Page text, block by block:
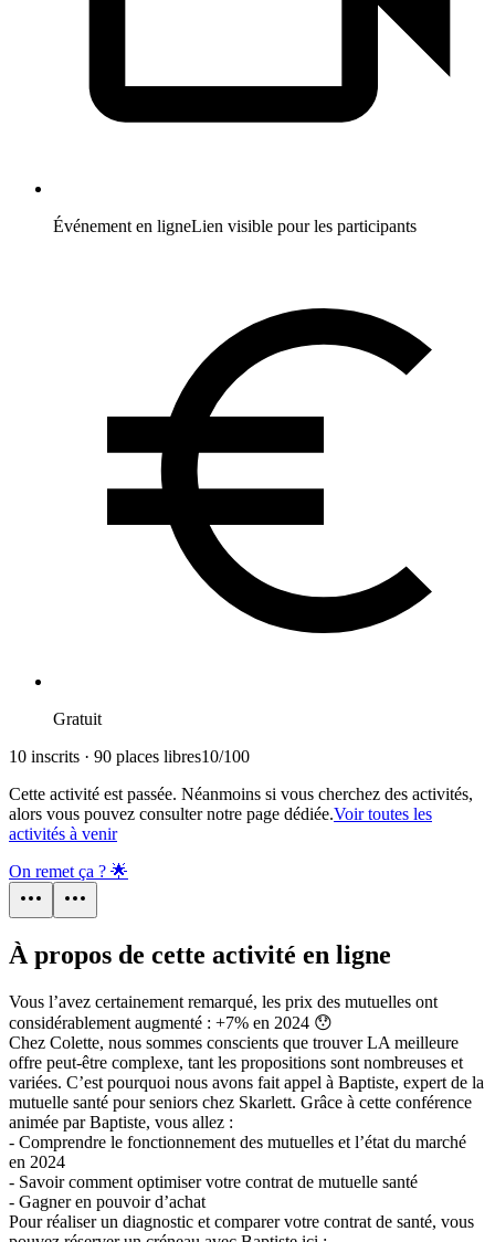
Événement en ligneLien visible pour les participants
Gratuit
10 inscrits · 90 places libres10/100
Cette activité est passée. Néanmoins si vous cherchez des activités,
alors vous pouvez consulter notre page dédiée.Voir toutes les
activités à venir
On remet ça ? 🌟
À propos de cette activité en ligne
Vous l’avez certainement remarqué, les prix des mutuelles ont
considérablement augmenté : +7% en 2024 😯
Chez Colette, nous sommes conscients que trouver LA meilleure
offre peut-être complexe, tant les propositions sont nombreuses et
variées. C’est pourquoi nous avons fait appel à Baptiste, expert de la
mutuelle santé pour seniors chez Skarlett. Grâce à cette conférence
animée par Baptiste, vous allez :
- Comprendre le fonctionnement des mutuelles et l’état du marché
en 2024
- Savoir comment optimiser votre contrat de mutuelle santé
- Gagner en pouvoir d’achat
Pour réaliser un diagnostic et comparer votre contrat de santé, vous